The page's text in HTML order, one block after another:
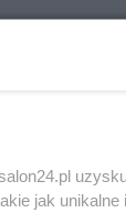
jak